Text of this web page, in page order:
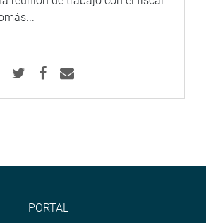
PORTAL